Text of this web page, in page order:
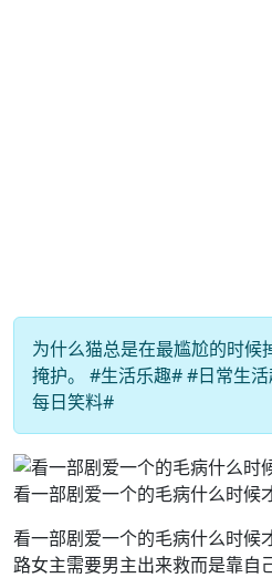
为什么猫总是在最尴尬的时候
掩护。 #生活乐趣# #日常生
每日笑料#
看一部剧爱一个的毛病什么时候
看一部剧爱一个的毛病什么时候
路女主需要男主出来救而是靠自